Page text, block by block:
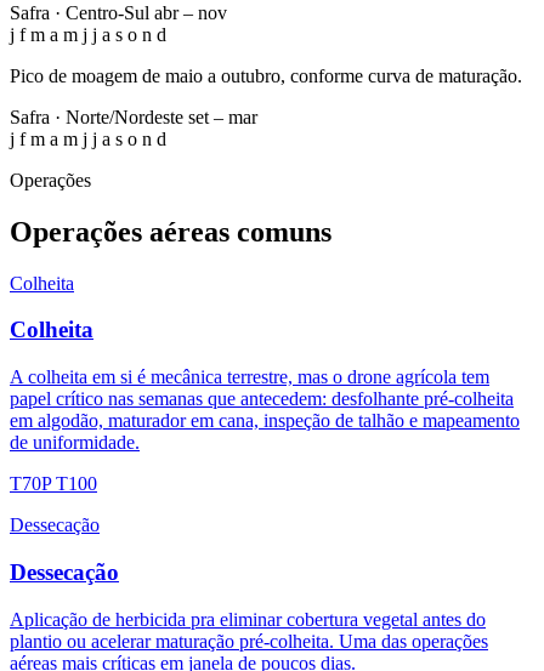
Safra · Centro-Sul abr – nov
j fm a m j j a s o n d
Pico de moagem de maio a outubro, conforme curva de maturação.
Safra · Norte/Nordeste set – mar
j fm a m j j a s o n d
Operações
Operações aéreas comuns
Colheita
Colheita
A colheita em si é mecânica terrestre, mas o drone agrícola tem
papel crítico nas semanas que antecedem: desfolhante pré-colheita
em algodão, maturador em cana, inspeção de talhão e mapeamento
de uniformidade.
T70PT100
Dessecação
Dessecação
Aplicação de herbicida pra eliminar cobertura vegetal antes do
plantio ou acelerar maturação pré-colheita. Uma das operações
aéreas mais críticas em janela de poucos dias.